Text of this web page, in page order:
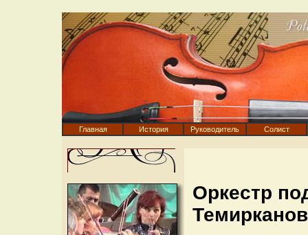
Главная История Руководитель Солист
Оркестр